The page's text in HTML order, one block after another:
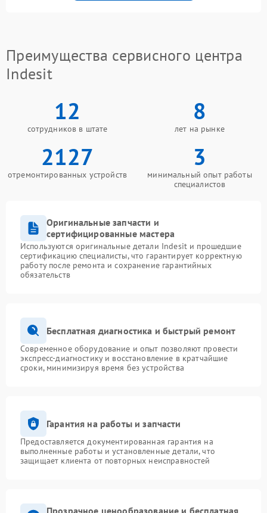
Преимущества сервисного центра
Indesit
12
сотрудников в штате
8
лет на рынке
2127
отремонтированных устройств
3
минимальный опыт работы
специалистов
Оригинальные запчасти и
сертифицированные мастера
Используются оригинальные детали Indesit и прошедшие
сертификацию специалисты, что гарантирует корректную
работу после ремонта и сохранение гарантийных
обязательств
Бесплатная диагностика и быстрый ремонт
Современное оборудование и опыт позволяют провести
экспресс-диагностику и восстановление в кратчайшие
сроки, минимизируя время без устройства
Гарантия на работы и запчасти
Предоставляется документированная гарантия на
выполненные работы и установленные детали, что
защищает клиента от повторных неисправностей